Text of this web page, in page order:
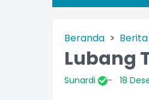
Beranda
Lubang
Sunardi 18